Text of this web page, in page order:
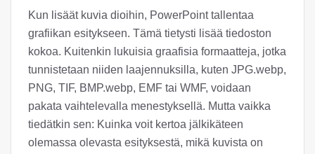
Kun lisäät kuvia dioihin, PowerPoint tallentaa
grafiikan esitykseen. Tämä tietysti lisää tiedoston
kokoa. Kuitenkin lukuisia graafisia formaatteja, jotka
tunnistetaan niiden laajennuksilla, kuten JPG.webp,
PNG, TIF, BMP.webp, EMF tai WMF, voidaan
pakata vaihtelevalla menestyksellä. Mutta vaikka
tiedätkin sen: Kuinka voit kertoa jälkikäteen
olemassa olevasta esityksestä, mikä kuvista on